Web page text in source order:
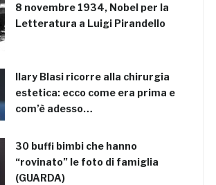
8 novembre 1934, Nobel per la
Letteratura a Luigi Pirandello
Ilary Blasi ricorre alla chirurgia
estetica: ecco come era prima e
com’è adesso…
30 buffi bimbi che hanno
“rovinato” le foto di famiglia
(GUARDA)